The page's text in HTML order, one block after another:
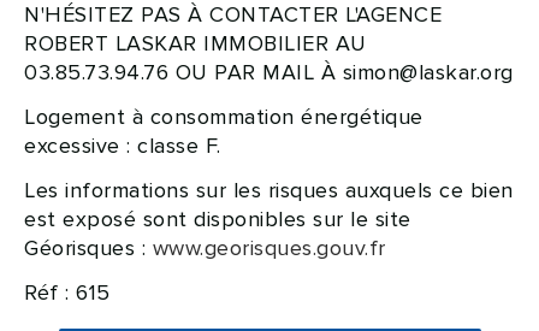
N'HÉSITEZ PAS À CONTACTER L'AGENCE
ROBERT LASKAR IMMOBILIER AU
03.85.73.94.76 OU PAR MAIL À simon@laskar.org
Logement à consommation énergétique
excessive : classe F.
Les informations sur les risques auxquels ce bien
est exposé sont disponibles sur le site
Géorisques : www.georisques.gouv.fr
Réf : 615